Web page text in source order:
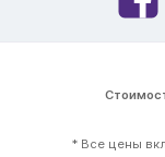
* Все цены